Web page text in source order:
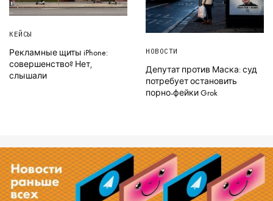
КЕЙСЫ
Рекламные щиты iPhone:
совершенство? Нет,
слышали
НОВОСТИ
Депутат против Маска: суд
потребует остановить
порно-фейки Grok